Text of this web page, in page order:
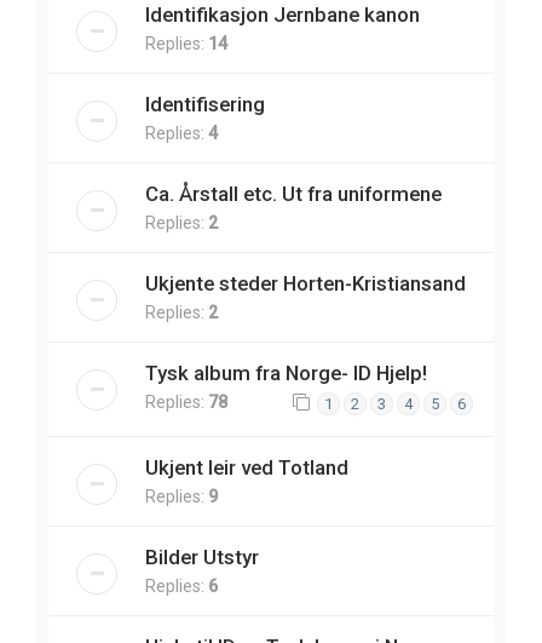
Identifikasjon Jernbane kanon
Replies: 14
Identifisering
Replies: 4
Ca. Årstall etc. Ut fra uniformene
Replies: 2
Ukjente steder Horten-Kristiansand
Replies: 2
Tysk album fra Norge- ID Hjelp!
Replies: 78 1 2 3 4 5 6
Ukjent leir ved Totland
Replies: 9
Bilder Utstyr
Replies: 6